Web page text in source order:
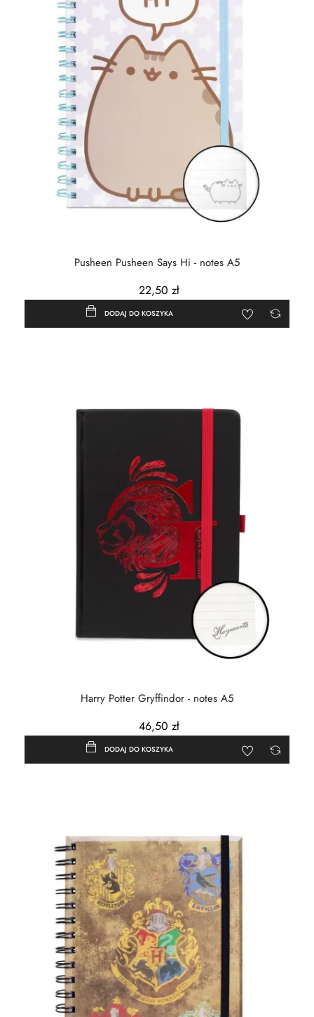
Pusheen Pusheen Says Hi - notes A5
22,50 zł
DODAJ DO KOSZYKA
Harry Potter Gryffindor - notes A5
46,50 zł
DODAJ DO KOSZYKA